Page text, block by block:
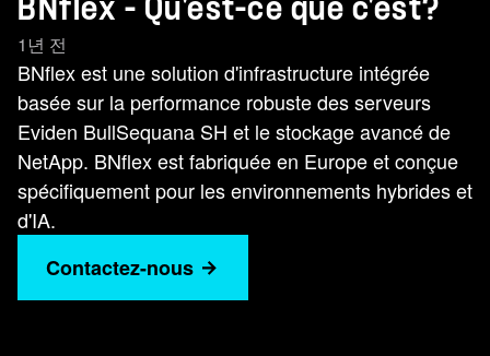
BNflex - Qu'est-ce que c'est?
1년 전
BNflex est une solution d'infrastructure intégrée
basée sur la performance robuste des serveurs
Eviden BullSequana SH et le stockage avancé de
NetApp. BNflex est fabriquée en Europe et conçue
spécifiquement pour les environnements hybrides et
d'IA.
Contactez-nous